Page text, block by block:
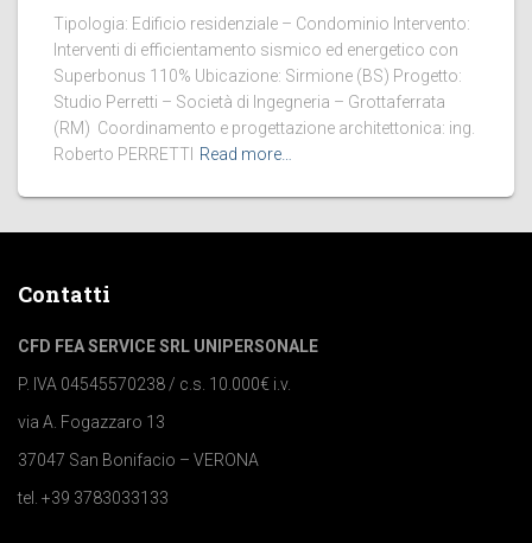
Tipologia: Edificio residenziale – Condominio Intervento:
Interventi di efficientamento sismico ed energetico con
Superbonus 110% Ubicazione: Sirmione (BS) Progetto:
Studio Perretti – Società di Ingegneria – Grottaferrata
(RM) Coordinamento e progettazione architettonica: ing.
Roberto PERRETTI Read more…
Contatti
CFD FEA SERVICE SRL UNIPERSONALE
P. IVA 04545570238 / c.s. 10.000€ i.v.
via A. Fogazzaro 13
37047 San Bonifacio – VERONA
tel. +39 3783033133